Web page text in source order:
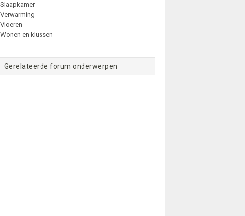
Slaapkamer
Verwarming
Vloeren
Wonen en klussen
Gerelateerde forum onderwerpen